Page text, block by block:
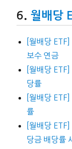
월배당
[월배당
보수 연금
[월배당
당률
[월배당
률
[월배당
당금 배당률